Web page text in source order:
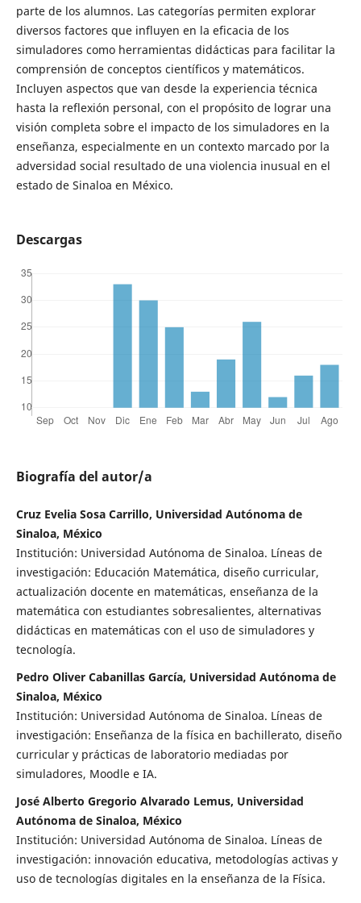
parte de los alumnos. Las categorías permiten explorar
diversos factores que influyen en la eficacia de los
simuladores como herramientas didácticas para facilitar la
comprensión de conceptos científicos y matemáticos.
Incluyen aspectos que van desde la experiencia técnica
hasta la reflexión personal, con el propósito de lograr una
visión completa sobre el impacto de los simuladores en la
enseñanza, especialmente en un contexto marcado por la
adversidad social resultado de una violencia inusual en el
estado de Sinaloa en México.
Descargas
Biografía del autor/a
Cruz Evelia Sosa Carrillo, Universidad Autónoma de
Sinaloa, México
Institución: Universidad Autónoma de Sinaloa. Líneas de
investigación: Educación Matemática, diseño curricular,
actualización docente en matemáticas, enseñanza de la
matemática con estudiantes sobresalientes, alternativas
didácticas en matemáticas con el uso de simuladores y
tecnología.
Pedro Oliver Cabanillas García, Universidad Autónoma de
Sinaloa, México
Institución: Universidad Autónoma de Sinaloa. Líneas de
investigación: Enseñanza de la física en bachillerato, diseño
curricular y prácticas de laboratorio mediadas por
simuladores, Moodle e IA.
José Alberto Gregorio Alvarado Lemus, Universidad
Autónoma de Sinaloa, México
Institución: Universidad Autónoma de Sinaloa. Líneas de
investigación: innovación educativa, metodologías activas y
uso de tecnologías digitales en la enseñanza de la Física.